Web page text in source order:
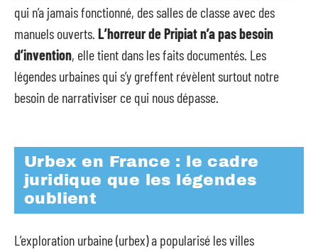
qui n’a jamais fonctionné, des salles de classe avec des
manuels ouverts. L’horreur de Pripiat n’a pas besoin
d’invention, elle tient dans les faits documentés. Les
légendes urbaines qui s’y greffent révèlent surtout notre
besoin de narrativiser ce qui nous dépasse.
Urbex en France : le cadre
juridique que les légendes
oublient
L’exploration urbaine (urbex) a popularisé les villes